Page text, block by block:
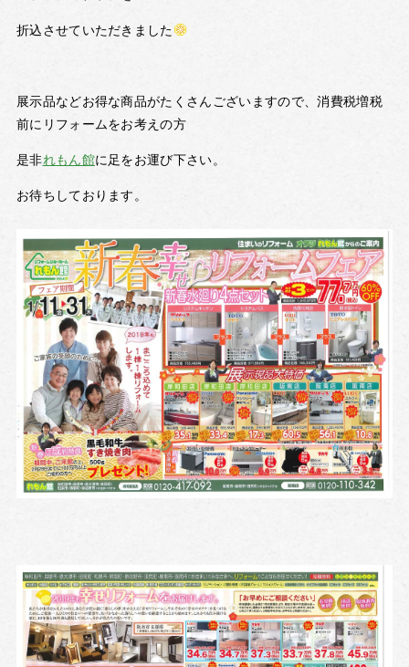
折込させていただきました
展示品などお得な商品がたくさんございますので、消費税増税
前にリフォームをお考えの方
是非れもん館に足をお運び下さい。
お待ちしております。